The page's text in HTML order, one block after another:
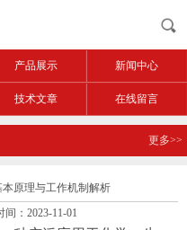
产品展示 新闻中心
技术文章 在线留言
更多>>
原理与工作机制解析
：2023-11-01